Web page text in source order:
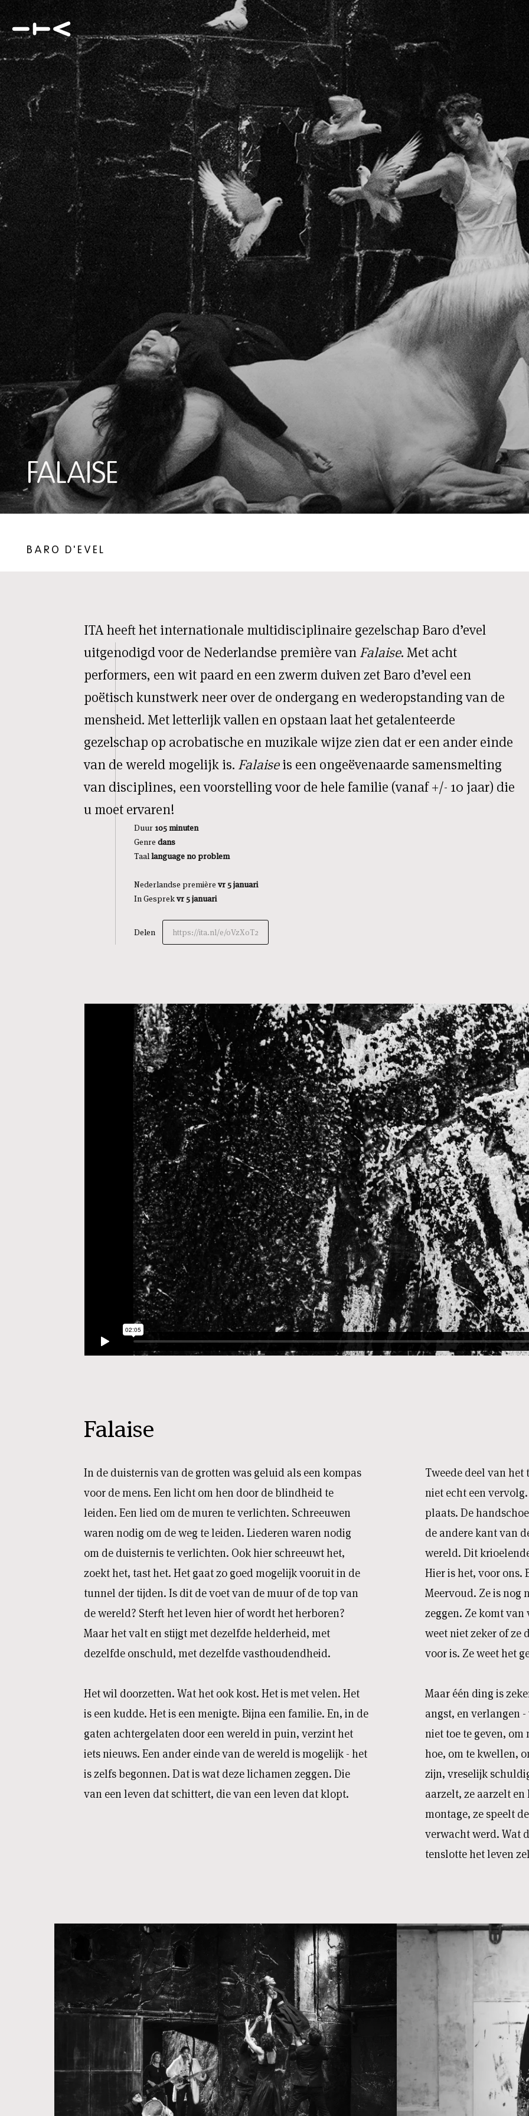
FALAISE
FALAISE
BARO D'EVEL
ITA heeft het internationale multidisciplinaire gezelschap Baro d’evel
uitgenodigd voor de Nederlandse première van Falaise. Met acht
performers, een wit paard en een zwerm duiven zet Baro d’evel een
poëtisch kunstwerk neer over de ondergang en wederopstanding van de
mensheid. Met letterlijk vallen en opstaan laat het getalenteerde
gezelschap op acrobatische en muzikale wijze zien dat er een ander einde
van de wereld mogelijk is. Falaiseis een ongeëvenaarde samensmelting
van disciplines, een voorstelling voor de hele familie (vanaf +/- 10 jaar) die
u moet ervaren!
Duur 105 minuten
Genre dans
Taallanguage no problem
Nederlandse première vr 5 januari
In Gesprekvr 5 januari
Delen https://ita.nl/e/0VzXoT2
Falaise
In de duisternis van de grotten was geluid als een kompas
voor de mens. Een licht om hen door de blindheid te
leiden. Een lied om de muren te verlichten. Schreeuwen
waren nodig om de weg te leiden. Liederen waren nodig
om de duisternis te verlichten. Ook hier schreeuwt het,
zoekt het, tast het. Het gaat zo goed mogelijk vooruit in de
tunnel der tijden. Is dit de voet van de muur of de top van
de wereld? Sterft het leven hier of wordt het herboren?
Maar het valt en stijgt met dezelfde helderheid, met
dezelfde onschuld, met dezelfde vasthoudendheid.
Het wil doorzetten. Wat het ook kost. Het is met velen. Het
is een kudde. Het is een menigte. Bijna een familie. En, in de
gaten achtergelaten door een wereld in puin, verzint het
iets nieuws. Een ander einde van de wereld is mogelijk - het
is zelfs begonnen. Dat is wat deze lichamen zeggen. Die
van een leven dat schittert, die van een leven dat klopt.
Tweede deel van
niet echt een
plaats. De
de andere kant van
wereld. Dit
Hier is het, voor ons.
Meervoud. Ze is nog
zeggen. Ze komt van
weet niet zeker of ze
voor is. Ze weet het
Maar één ding is
angst, en verlangen
niet toe te geven, om
hoe, om te kwellen,
zijn, vreselijk
aarzelt, ze aarzelt
montage, ze speelt
verwacht werd. Wat
tenslotte het leven